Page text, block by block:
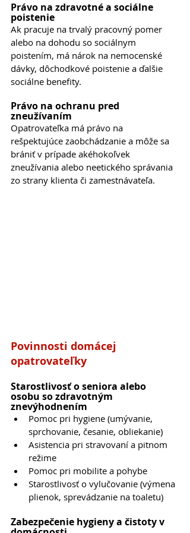
Právo na zdravotné a sociálne
poistenie
Ak pracuje na trvalý pracovný pomer
alebo na dohodu so sociálnym
poistením, má nárok na nemocenské
dávky, dôchodkové poistenie a ďalšie
sociálne benefity.
Právo na ochranu pred
zneužívaním
Opatrovateľka má právo na
rešpektujúce zaobchádzanie a môže sa
brániť v prípade akéhokoľvek
zneužívania alebo neetického správania
zo strany klienta či zamestnávateľa.
Povinnosti domácej
opatrovateľky
Starostlivosť o seniora alebo
osobu so zdravotným
znevýhodnením
Pomoc pri hygiene (umývanie,
sprchovanie, česanie, obliekanie)
Asistencia pri stravovaní a pitnom
režime
Pomoc pri mobilite a pohybe
Starostlivosť o vylučovanie (výmena
plienok, sprevádzanie na toaletu)
Zabezpečenie hygieny a čistoty v